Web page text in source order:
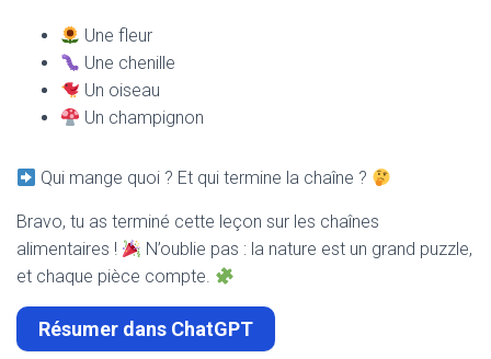
Une fleur
Une chenille
Un oiseau
Un champignon
Qui mange quoi ? Et qui termine la chaîne ?
Bravo, tu as terminé cette leçon sur les chaînes
alimentaires !
N’oublie pas : la nature est un grand puzzle,
et chaque pièce compte.
Résumer dans ChatGPT